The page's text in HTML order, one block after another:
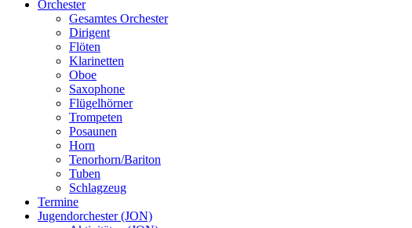
Orchester
Gesamtes Orchester
Dirigent
Flöten
Klarinetten
Oboe
Saxophone
Flügelhörner
Trompeten
Posaunen
Horn
Tenorhorn/Bariton
Tuben
Schlagzeug
Termine
Jugendorchester (JON)